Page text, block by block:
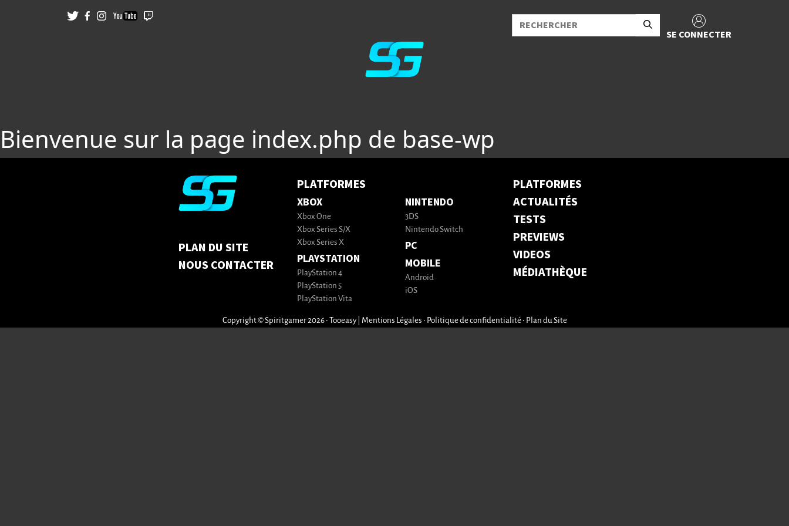
SE CONNECTER
Bienvenue sur la page index.php de base-wp
PLAN DU SITE
NOUS CONTACTER
PLATFORMES
XBOX
Xbox One
Xbox Series S/X
Xbox Series X
PLAYSTATION
PlayStation 4
PlayStation 5
PlayStation Vita
NINTENDO
3DS
Nintendo Switch
PC
MOBILE
Android
iOS
PLATFORMES
ACTUALITÉS
TESTS
PREVIEWS
VIDEOS
MÉDIATHÈQUE
Copyright © Spiritgamer 2026 • Tooeasy Mentions Légales • Politique de confidentialité• Plan du Site